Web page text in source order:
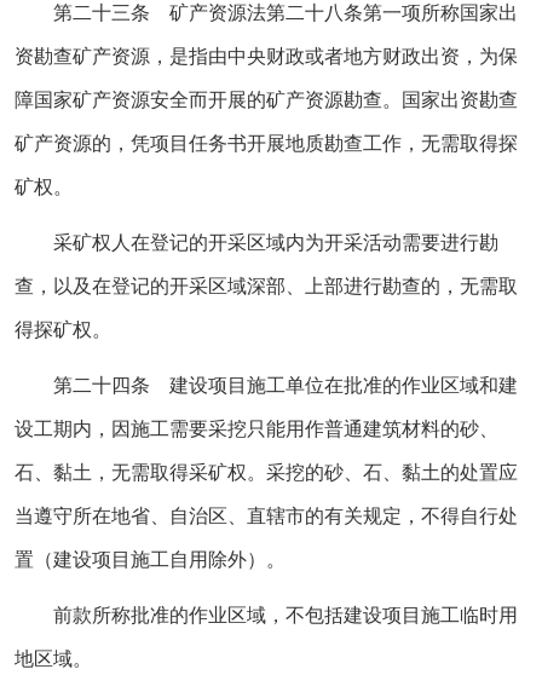
第二十三条 矿产资源法第二十八条第一项所称国家出
资勘查矿产资源，是指由中央财政或者地方财政出资，为保
障国家矿产资源安全而开展的矿产资源勘查。国家出资勘查
矿产资源的，凭项目任务书开展地质勘查工作，无需取得探
矿权。
采矿权人在登记的开采区域内为开采活动需要进行勘
查，以及在登记的开采区域深部、上部进行勘查的，无需取
得探矿权。
第二十四条 建设项目施工单位在批准的作业区域和建
设工期内，因施工需要采挖只能用作普通建筑材料的砂、
石、黏土，无需取得采矿权。采挖的砂、石、黏土的处置应
当遵守所在地省、自治区、直辖市的有关规定，不得自行处
置（建设项目施工自用除外）。
前款所称批准的作业区域，不包括建设项目施工临时用
地区域。